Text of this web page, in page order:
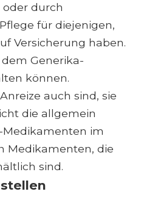
durch
für diejenigen,
Versicherung haben.
Generika-
können.
auch sind, sie
die allgemein
Medikamenten im
Medikamenten, die
sind.